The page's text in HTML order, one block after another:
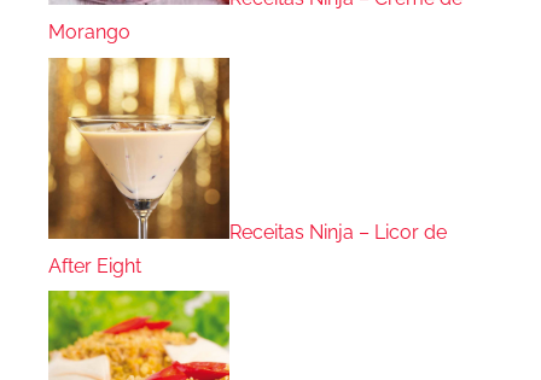
Morango
Receitas Ninja – Licor de
After Eight